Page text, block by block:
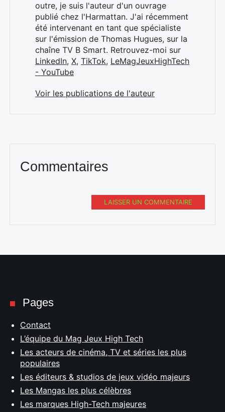
outre, je suis l'auteur d'un ouvrage
publié chez l'Harmattan. J'ai récemment
été intervenant en tant que spécialiste
sur l'émission de Thomas Hugues, sur la
chaîne TV B Smart. Retrouvez-moi sur
LinkedIn, X, TikTok, LeMagJeuxHighTech
- YouTube
Voir les publications de l'auteur
Commentaires
LAISSER UN COMMENTAIRE
Pages
Contact
L’équipe du Mag Jeux High Tech
Les acteurs de cinéma, TV et séries les plus
populaires
Les éditeurs & studios de jeux vidéo majeurs
Les Mangas les plus célèbres
Les marques High-Tech majeures